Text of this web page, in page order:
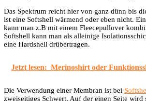
Das Spektrum reicht hier von ganz dünn bis
ist eine Softshell wärmend oder eben nicht.
kann man z.B mit einem Fleecepullover
Softshell kann man als alleinige
eine Hardshell drübertragen.
Jetzt lesen: Merinoshirt oder
Die Verwendung einer Membran ist bei
zweiseitiges Schwert. Auf der einen Seite wird